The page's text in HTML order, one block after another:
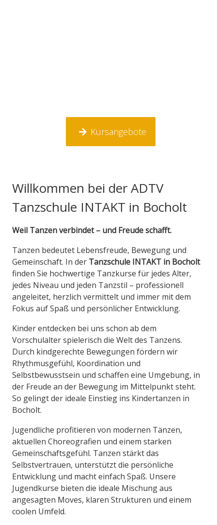
Kursangebote
Willkommen bei der ADTV
Tanzschule INTAKT in Bocholt
Weil Tanzen verbindet – und Freude schafft.
Tanzen bedeutet Lebensfreude, Bewegung und
Gemeinschaft. In der Tanzschule INTAKT in Bocholt
finden Sie hochwertige Tanzkurse für jedes Alter,
jedes Niveau und jeden Tanzstil – professionell
angeleitet, herzlich vermittelt und immer mit dem
Fokus auf Spaß und persönlicher Entwicklung.
Kinder entdecken bei uns schon ab dem
Vorschulalter spielerisch die Welt des Tanzens.
Durch kindgerechte Bewegungen fördern wir
Rhythmusgefühl, Koordination und
Selbstbewusstsein und schaffen eine Umgebung, in
der Freude an der Bewegung im Mittelpunkt steht.
So gelingt der ideale Einstieg ins Kindertanzen in
Bocholt.
Jugendliche profitieren von modernen Tänzen,
aktuellen Choreografien und einem starken
Gemeinschaftsgefühl. Tanzen stärkt das
Selbstvertrauen, unterstützt die persönliche
Entwicklung und macht einfach Spaß. Unsere
Jugendkurse bieten die ideale Mischung aus
angesagten Moves, klaren Strukturen und einem
coolen Umfeld.